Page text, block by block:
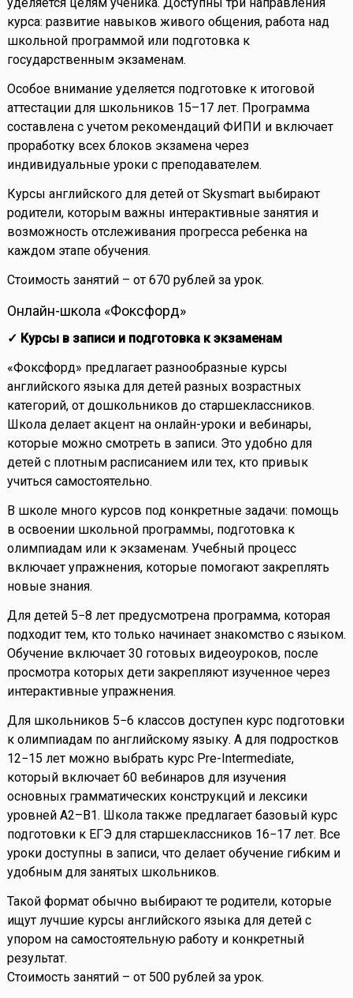
курса: развитие навыков живого общения, работа над
школьной программой или подготовка к
государственным экзаменам.
Особое внимание уделяется подготовке к итоговой
аттестации для школьников 15–17 лет. Программа
составлена с учетом рекомендаций ФИПИ и включает
проработку всех блоков экзамена через
индивидуальные уроки с преподавателем.
Курсы английского для детей от Skysmart выбирают
родители, которым важны интерактивные занятия и
возможность отслеживания прогресса ребенка на
каждом этапе обучения.
Стоимость занятий – от 670 рублей за урок.
Онлайн-школа «Фоксфорд»
✓ Курсы в записи и подготовка к экзаменам
«Фоксфорд» предлагает разнообразные курсы
английского языка для детей разных возрастных
категорий, от дошкольников до старшеклассников.
Школа делает акцент на онлайн-уроки и вебинары,
которые можно смотреть в записи. Это удобно для
детей с плотным расписанием или тех, кто привык
учиться самостоятельно.
В школе много курсов под конкретные задачи: помощь
в освоении школьной программы, подготовка к
олимпиадам или к экзаменам. Учебный процесс
включает упражнения, которые помогают закреплять
новые знания.
Для детей 5−8 лет предусмотрена программа, которая
подходит тем, кто только начинает знакомство с языком.
Обучение включает 30 готовых видеоуроков, после
просмотра которых дети закрепляют изученное через
интерактивные упражнения.
Для школьников 5−6 классов доступен курс подготовки
к олимпиадам по английскому языку. А для подростков
12−15 лет можно выбрать курс Pre-Intermediate,
который включает 60 вебинаров для изучения
основных грамматических конструкций и лексики
уровней A2–B1. Школа также предлагает базовый курс
подготовки к ЕГЭ для старшеклассников 16−17 лет. Все
уроки доступны в записи, что делает обучение гибким и
удобным для занятых школьников.
Такой формат обычно выбирают те родители, которые
ищут лучшие курсы английского языка для детей с
упором на самостоятельную работу и конкретный
результат.
Стоимость занятий – от 500 рублей за урок.